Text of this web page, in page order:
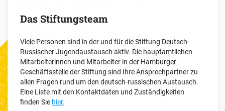
Das Stiftungsteam
Viele Personen sind in der und für die Stiftung Deutsch-
Russischer Jugendaustausch aktiv. Die hauptamtlichen
Mitarbeiterinnen und Mitarbeiter in der Hamburger
Geschäftsstelle der Stiftung sind Ihre Ansprechpartner zu
allen Fragen rund um den deutsch-russischen Austausch.
Eine Liste mit den Kontaktdaten und Zuständigkeiten
finden Sie hier.